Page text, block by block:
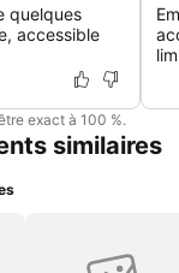
quelques
accessible
exact à 100 %.
similaires